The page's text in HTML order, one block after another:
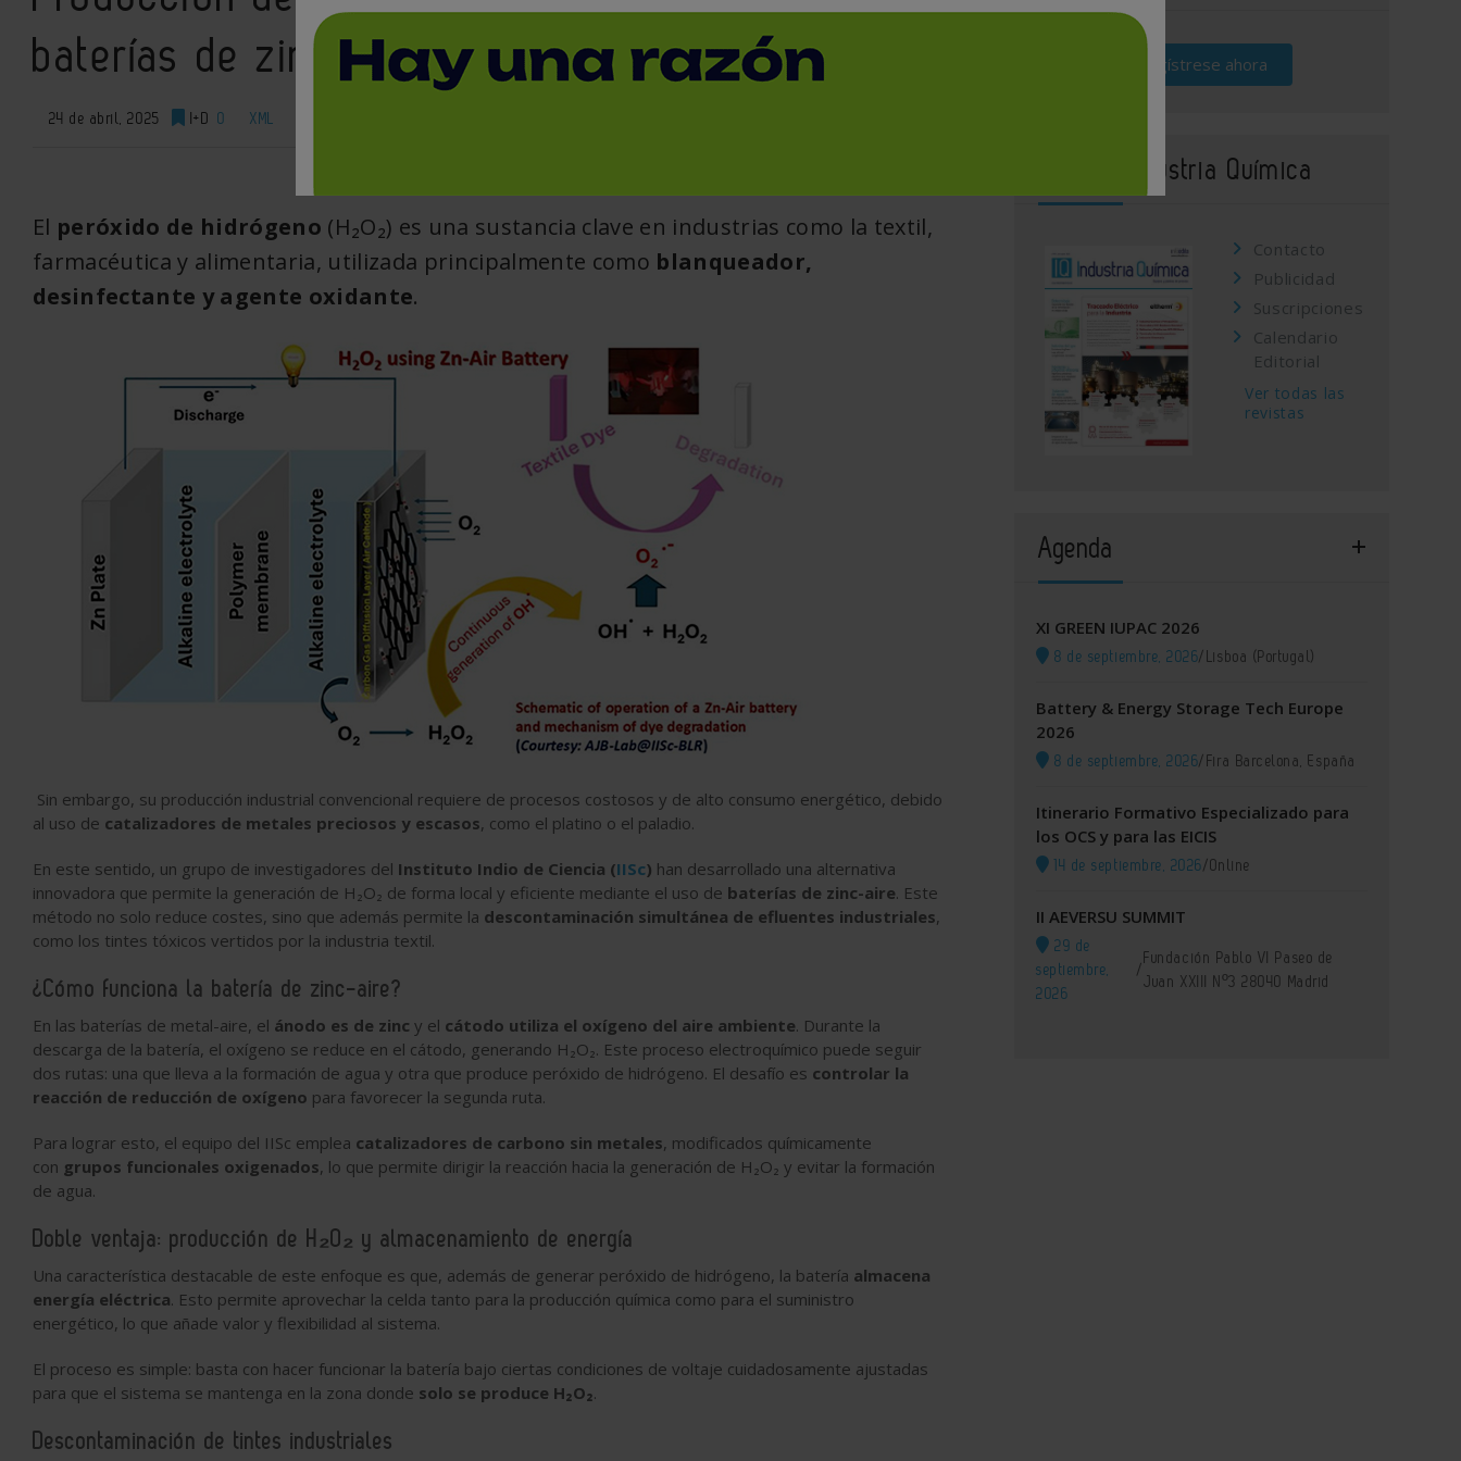
baterías de zinc-aire: una alternativa sostenible
24 de abril, 2025 I+D 0 XML
El peróxido de hidrógeno (H₂O₂) es una sustancia clave en industrias como la textil,
farmacéutica y alimentaria, utilizada principalmente como blanqueador,
desinfectante y agente oxidante.
Sin embargo, su producción industrial convencional requiere de procesos costosos y de alto consumo energético, debido
al uso de catalizadores de metales preciosos y escasos, como el platino o el paladio.
En este sentido, un grupo de investigadores del Instituto Indio de Ciencia (IISc) han desarrollado una alternativa
innovadora que permite la generación de H₂O₂ de forma local y eficiente mediante el uso de baterías de zinc-aire. Este
método no solo reduce costes, sino que además permite la descontaminación simultánea de efluentes industriales,
como los tintes tóxicos vertidos por la industria textil.
¿Cómo funciona la batería de zinc-aire?
En las baterías de metal-aire, el ánodo es de zinc y el cátodo utiliza el oxígeno del aire ambiente. Durante la
descarga de la batería, el oxígeno se reduce en el cátodo, generando H₂O₂. Este proceso electroquímico puede seguir
dos rutas: una que lleva a la formación de agua y otra que produce peróxido de hidrógeno. El desafío es controlar la
reacción de reducción de oxígeno para favorecer la segunda ruta.
Para lograr esto, el equipo del IISc emplea catalizadores de carbono sin metales, modificados químicamente
con grupos funcionales oxigenados, lo que permite dirigir la reacción hacia la generación de H₂O₂ y evitar la formación
de agua.
Doble ventaja: producción de H₂O₂ y almacenamiento de energía
Una característica destacable de este enfoque es que, además de generar peróxido de hidrógeno, la batería almacena
energía eléctrica. Esto permite aprovechar la celda tanto para la producción química como para el suministro
energético, lo que añade valor y flexibilidad al sistema.
El proceso es simple: basta con hacer funcionar la batería bajo ciertas condiciones de voltaje cuidadosamente ajustadas
para que el sistema se mantenga en la zona donde solo se produce H₂O₂.
Descontaminación de tintes industriales
Regístrese ahora
Revista Industria Química
Contacto
Publicidad
Suscripciones
Calendario
Editorial
Ver todas las
revistas
Agenda
XI GREEN IUPAC 2026
8 de septiembre, 2026/Lisboa (Portugal)
Battery & Energy Storage Tech Europe
2026
8 de septiembre, 2026/Fira Barcelona, España
Itinerario Formativo Especializado para
los OCS y para las EICIS
14 de septiembre, 2026/Online
II AEVERSU SUMMIT
29 de
septiembre,
2026
/
Fundación Pablo VI Paseo de
Juan XXIII Nº3 28040 Madrid